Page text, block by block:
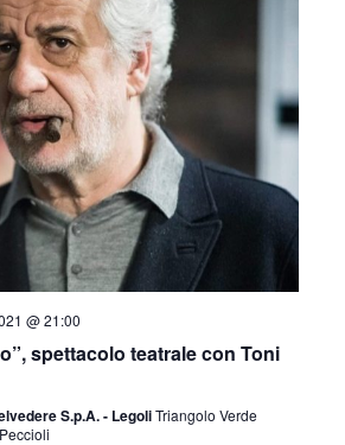
@ 21:00
spettacolo teatrale con Toni
S.p.A. - LegoliTriangolo Verde